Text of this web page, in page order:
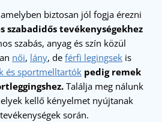
biztosan jól fogja érezni
szabadidős tevékenységekhez
szabás, anyag és szín közül
női, lány, de férfi legingsek is
és sportmelltartók pedig remek
Találja meg nálunk
kellő kényelmet nyújtanak
során.